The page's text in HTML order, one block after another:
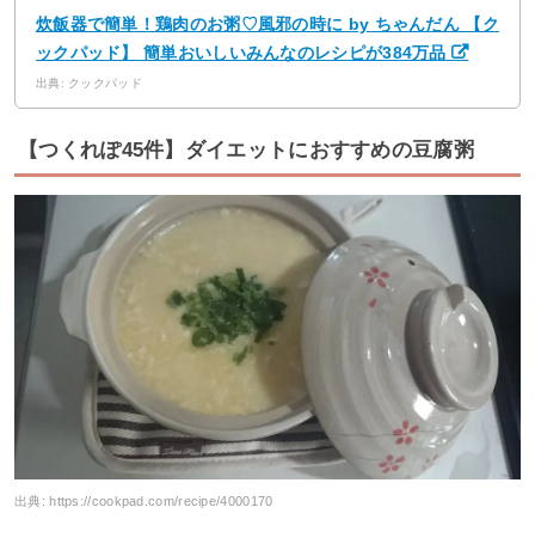
炊飯器で簡単！鶏肉のお粥♡風邪の時に by ちゃんだん 【ク
ックパッド】 簡単おいしいみんなのレシピが384万品
出典: クックパッド
【つくれぽ45件】ダイエットにおすすめの豆腐粥
出典: https://cookpad.com/recipe/4000170